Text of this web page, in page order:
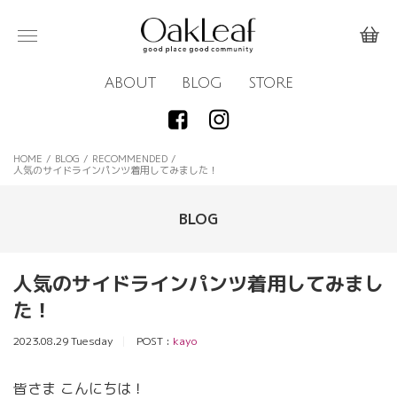
ABOUT BLOG STORE
HOME / BLOG / RECOMMENDED /
人気のサイドラインパンツ着用してみました！
BLOG
人気のサイドラインパンツ着用してみまし
た！
2023.08.29 Tuesday POST : kayo
皆さま こんにちは！